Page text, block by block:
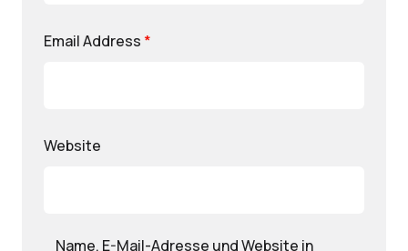
Email Address *
Website
Name, E-Mail-Adresse und Website in